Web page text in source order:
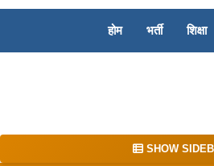
होम भर्ती शिक्षा
SHOW